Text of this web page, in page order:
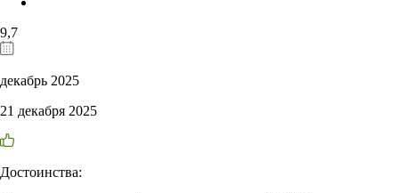
9,7
декабрь 2025
21 декабря 2025
Достоинства: